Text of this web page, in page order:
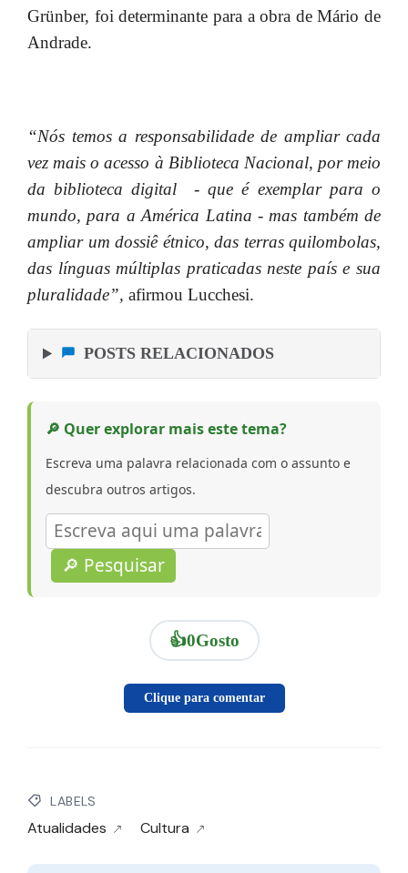
Grünber, foi determinante para a obra de Mário de
Andrade.
“Nós temos a responsabilidade de ampliar cada
vez mais o acesso à Biblioteca Nacional, por meio
da biblioteca digital - que é exemplar para o
mundo, para a América Latina - mas também de
ampliar um dossiê étnico, das terras quilombolas,
das línguas múltiplas praticadas neste país e sua
pluralidade”, afirmou Lucchesi.
POSTS RELACIONADOS
🔎 Quer explorar mais este tema?
Escreva uma palavra relacionada com o assunto e
descubra outros artigos.
🔎 Pesquisar
👍0Gosto
Clique para comentar
LABELS
Atualidades Cultura